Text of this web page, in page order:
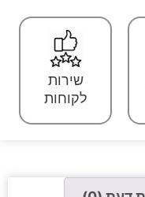
שירות
לקוחות